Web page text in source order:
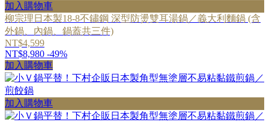
加入購物車
柳宗理日本製18-8不鏽鋼 深型防燙雙耳湯鍋／義大利麵鍋 (含
外鍋、內鍋、鍋蓋共三件)
NT$4,599
NT$8,980 -49%
加入購物車
加入購物車